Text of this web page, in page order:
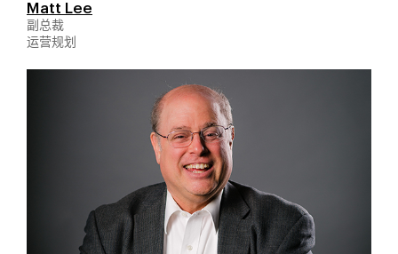
Matt Lee
副总裁
运营规划